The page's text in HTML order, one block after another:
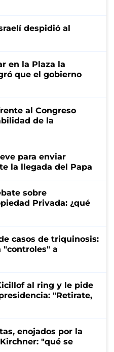
despidió al
en la Plaza la
que el gobierno
al Congreso
de la
para enviar
la llegada del Papa
sobre
Privada: ¿qué
casos de triquinosis:
"controles" a
al ring y le pide
"Retirate,
enojados por la
"qué se